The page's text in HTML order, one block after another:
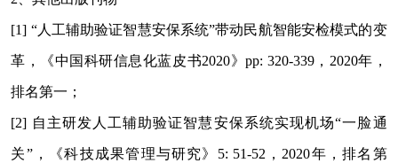
[1] “人工辅助验证智慧安保系统”带动民航智能安检模式的变
革，《中国科研信息化蓝皮书2020》pp: 320-339，2020年，
排名第一；
[2] 自主研发人工辅助验证智慧安保系统实现机场“一脸通
关”，《科技成果管理与研究》5: 51-52，2020年，排名第